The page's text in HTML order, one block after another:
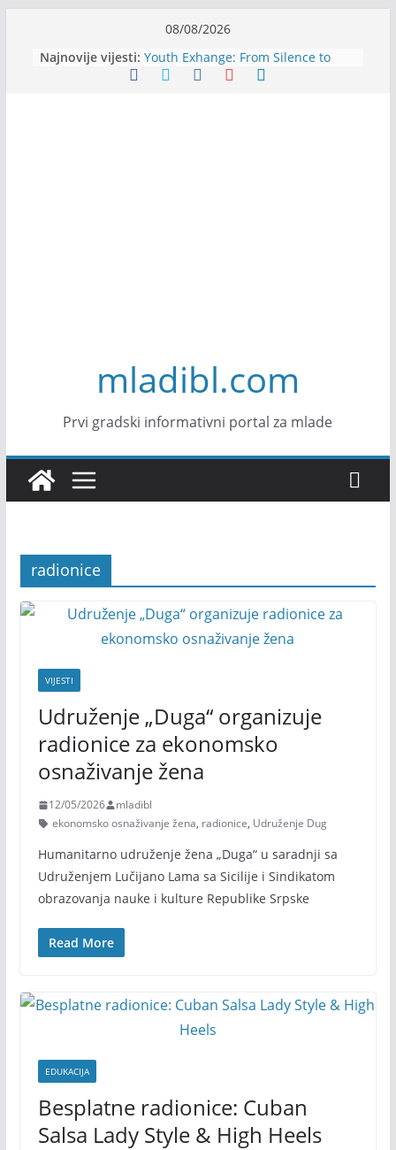
content
08/08/2026
Najnovije vijesti: Youth Exhange: From Silence to
Strength
mladibl.com
Prvi gradski informativni portal za mlade
radionice
VIJESTI
Udruženje „Duga“ organizuje
radionice za ekonomsko
osnaživanje žena
12/05/2026
mladibl
ekonomsko osnaživanje žena, radionice, Udruženje Dug
Humanitarno udruženje žena „Duga“ u saradnji sa
Udruženjem Lučijano Lama sa Sicilije i Sindikatom
obrazovanja nauke i kulture Republike Srpske
Read More
EDUKACIJA
Besplatne radionice: Cuban
Salsa Lady Style & High Heels